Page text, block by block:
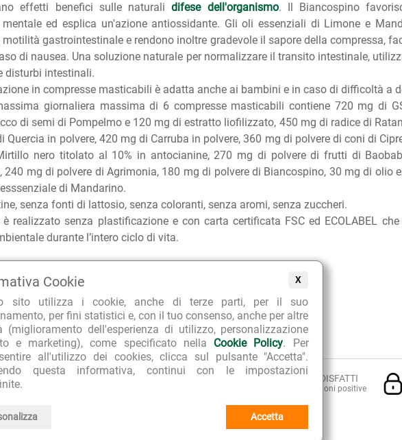
X
Cookie
sito utilizza i cookie, anche di terze parti, per il suo
per fini statistici e, con il tuo consenso, anche per altre
(miglioramento dell'esperienza di utilizzo, personalizzazione
e marketing), come specificato nella Cookie Policy. Per
all'utilizzo dei cookies, clicca sul pulsante "Accetta".
questa informativa, continui con le impostazioni
Accetta
effetti benefici sulle naturalidifese dell'organismo. Il Biancospino
mentale ed esplica un'azione antiossidante. Gli oli essenziali di Limone e
motilità gastrointestinale e rendono inoltre gradevole il sapore della compressa,
di nausea. Una soluzione naturale per normalizzare il transito intestinale,
disturbi intestinali.
in compresse masticabili è adatta anche ai bambini e in caso di difficoltà a
giornaliera massima di 6 compresse masticabili contiene 720 mg di
di semi di Pompelmo e 120 mg di estratto liofilizzato, 450 mg di radice di
Quercia in polvere, 420 mg di Carruba in polvere, 360 mg di polvere di coni di
nero titolato al 10% in antocianine, 270 mg di polvere di frutti di
240 mg di polvere di Agrimonia, 180 mg di polvere di Biancospino, 30 mg di olio
di Mandarino.
senza fonti di lattosio, senza coloranti, senza aromi, senza zuccheri.
è realizzato senza plastificazione e con carta certificata FSC ed ECOLABEL
durante l’intero ciclo di vita.
si consiglia di masticare da 2 a 6 compresse al giorno.
si consiglia di masticare da 1 a 3 compresse al giorno.
di abbinare l'assunzione di fermenti lattici probiotici.
PER L'AMBIENTE
riciclati
TOP E-COMMERCE 2022 CLIENTI SODDISFATTI
99.7% di recensioni positive